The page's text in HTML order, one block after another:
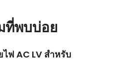
ที่พบบ่อย
ไฟ AC LV สำหรับ